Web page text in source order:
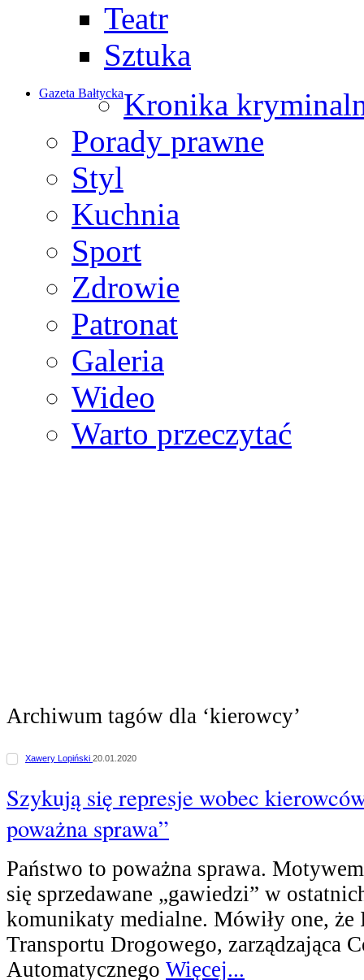
Teatr
Sztuka
Gazeta BałtyckaKronika
Porady prawne
Styl
Kuchnia
Sport
Zdrowie
Patronat
Galeria
Wideo
Warto przeczytać
Archiwum tagów dla ‘kierowcy’
Xawery Lopiński 20.01.2020
Szykują się represje wobec
poważna sprawa”
Państwo to poważna sprawa.
się sprzedawane „gawiedzi” w
komunikaty medialne. Mówiły one, że
Transportu Drogowego, zarządzająca
Automatycznego Więcej...